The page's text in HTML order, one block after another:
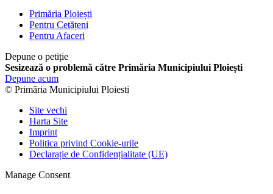
Primăria Ploiești
Pentru Cetățeni
Pentru Afaceri
Depune o petiție
Sesizează o problemă către Primăria Municipiului Ploiești
Depune acum
© Primăria Municipiului Ploiesti
Site vechi
Harta Site
Imprint
Politica privind Cookie-urile
Declarație de Confidențialitate (UE)
Manage Consent